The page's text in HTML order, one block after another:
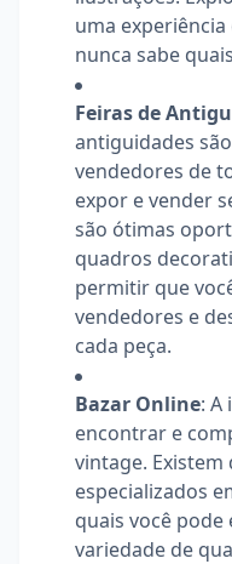
uma
nunca sabe
Feiras de
antiguidades
vendedores de
expor e vender
são ótimas
quadros
permitir que
vendedores e
cada peça.
Bazar Online: A
encontrar e
vintage.
especializados
quais você
variedade de